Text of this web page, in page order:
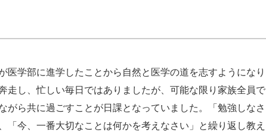
医学部に進学したことから自然と医学の道を志すようになり
走し、忙しい毎日ではありましたが、可能な限り家族全員で
がら共に過ごすことが日課となっていました。「勉強しなさ
「今、一番大切なことは何かを考えなさい」と繰り返し教え